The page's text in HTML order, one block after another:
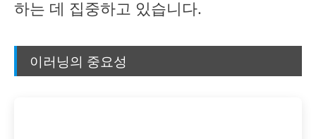
하는 데 집중하고 있습니다.
이러닝의 중요성